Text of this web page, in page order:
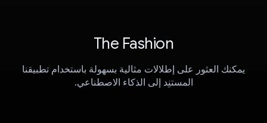
The Fashion
يمكنك العثور على إطلالات مثالية بسهولة باستخدام تطبيقنا
المستنِد إلى الذكاء الاصطناعي.